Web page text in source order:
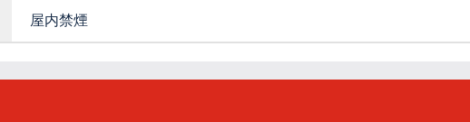
屋内禁煙